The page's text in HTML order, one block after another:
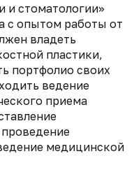
стоматологии»
с опытом работы от
владеть
пластики,
портфолио своих
ведение
приема
медицинской